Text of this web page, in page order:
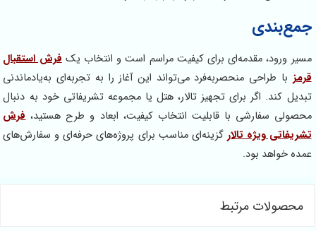
جمع‌بندی
مسیر ورود، مقدمه‌ای برای کیفیت مراسم است و انتخاب یکفرش استقبال
قرمز با طراحی منحصربه‌فرد می‌تواند این آغاز را به تجربه‌ای به‌یادماندنی
تبدیل کند. اگر برای تجهیز تالار، هتل یا مجموعه تشریفاتی خود به دنبال
محصولی سفارشی با قابلیت انتخاب کیفیت، ابعاد و طرح هستید،فرش
تشریفاتی ویژه تالار گزینه‌ای مناسب برای پروژه‌های حرفه‌ای و سفارش‌های
عمده خواهد بود.
محصولات مرتبط